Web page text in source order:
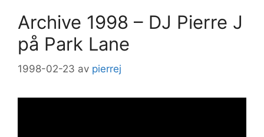
Archive 1998 – DJ Pierre J
på Park Lane
1998-02-23 av pierrej